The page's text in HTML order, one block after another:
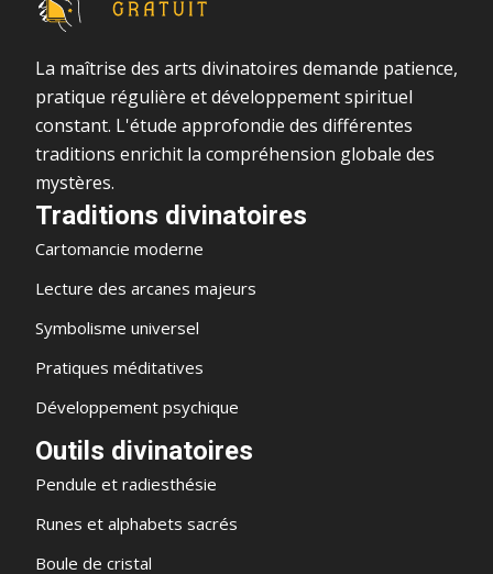
La maîtrise des arts divinatoires demande patience,
pratique régulière et développement spirituel
constant. L'étude approfondie des différentes
traditions enrichit la compréhension globale des
mystères.
Traditions divinatoires
Cartomancie moderne
Lecture des arcanes majeurs
Symbolisme universel
Pratiques méditatives
Développement psychique
Outils divinatoires
Pendule et radiesthésie
Runes et alphabets sacrés
Boule de cristal